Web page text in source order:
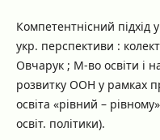
Компетентнісний підхід у
укр. перспективи :
Овчарук ; М-во освіти і
розвитку ООН у рамках
освіта «рівний –
освіт. політики).